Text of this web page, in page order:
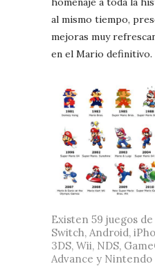
al mismo tiempo,
mejoras muy
en el Mario definitivo.
Existen 59 juegos
Switch, Android,
3DS, Wii, NDS,
Advance y Nintendo